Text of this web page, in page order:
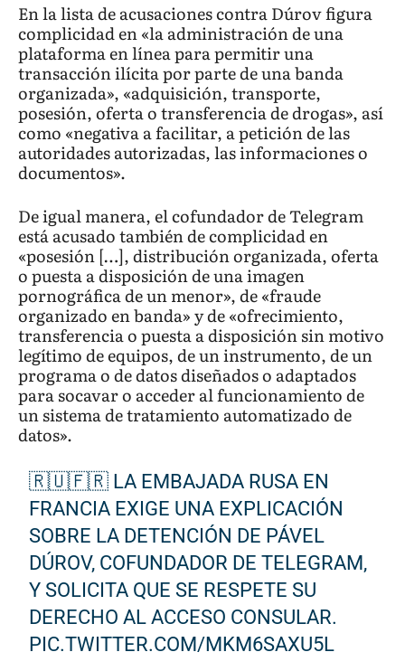
En la lista de acusaciones contra Dúrov figura
complicidad en «la administración de una
plataforma en línea para permitir una
transacción ilícita por parte de una banda
organizada», «adquisición, transporte,
posesión, oferta o transferencia de drogas», así
como «negativa a facilitar, a petición de las
autoridades autorizadas, las informaciones o
documentos».
De igual manera, el cofundador de Telegram
está acusado también de complicidad en
«posesión […], distribución organizada, oferta
o puesta a disposición de una imagen
pornográfica de un menor», de «fraude
organizado en banda» y de «ofrecimiento,
transferencia o puesta a disposición sin motivo
legítimo de equipos, de un instrumento, de un
programa o de datos diseñados o adaptados
para socavar o acceder al funcionamiento de
un sistema de tratamiento automatizado de
datos».
🇷🇺🇫🇷 LA EMBAJADA RUSA EN
FRANCIA EXIGE UNA EXPLICACIÓN
SOBRE LA DETENCIÓN DE PÁVEL
DÚROV, COFUNDADOR DE TELEGRAM,
Y SOLICITA QUE SE RESPETE SU
DERECHO AL ACCESO CONSULAR.
PIC.TWITTER.COM/MKM6SAXU5L